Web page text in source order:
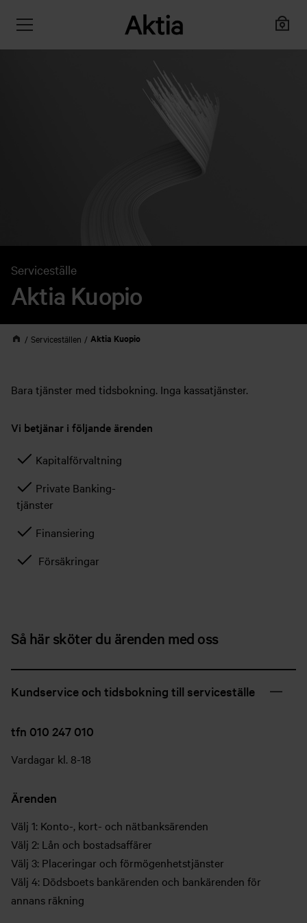
Serviceställe
Aktia Kuopio
Serviceställen Aktia Kuopio
Bara tjänster med tidsbokning. Inga kassatjänster.
Vi betjänar i följande ärenden
Kapitalförvaltning
Private Banking-
tjänster
Finansiering
Försäkringar
Så här sköter du ärenden med oss
Kundservice och tidsbokning till serviceställe
tfn 010 247 010
Vardagar kl. 8-18
Ärenden
Välj 1: Konto-, kort- och nätbanksärenden
Välj 2: Lån och bostadsaffärer
Välj 3: Placeringar och förmögenhetstjänster
Välj 4: Dödsboets bankärenden och bankärenden för
annans räkning